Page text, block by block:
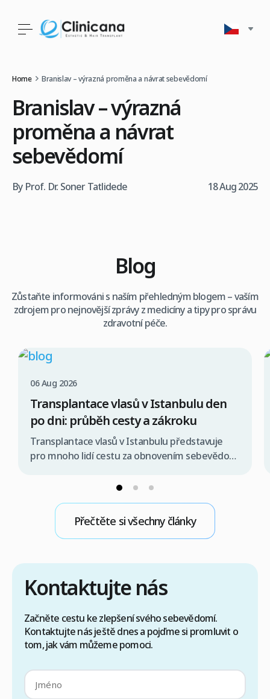
Home Branislav – výrazná proměna a návrat sebevědomí
Branislav – výrazná
proměna a návrat
sebevědomí
By Prof. Dr. Soner Tatlidede 18 Aug 2025
Blog
Zůstaňte informováni s naším přehledným blogem – vaším
zdrojem pro nejnovější zprávy z medicíny a tipy pro správu
zdravotní péče.
06 Aug 2026
Transplantace vlasů v Istanbulu den
po dni: průběh cesty a zákroku
Transplantace vlasů v Istanbulu představuje
pro mnoho lidí cestu za obnovením sebevědomí
strukturován den po dni, aby se minimalizoval
prvního kontaktu s klinikou, přes přílet do
Istanbulu, samotný zákrok, až po pooperační
péči, je každý krok řízen zkušeným týmem.
Přečtěte si všechny články
Kontaktujte nás
Začněte cestu ke zlepšení svého sebevědomí.
Kontaktujte nás ještě dnes a pojďme si promluvit o
tom, jak vám můžeme pomoci.